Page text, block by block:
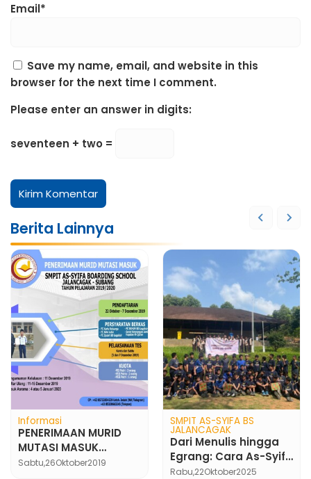
Email*
Save my name, email, and website in this
browser for the next time I comment.
Please enter an answer in digits:
seventeen + two =
Berita Lainnya
Informasi
PENERIMAAN MURID
MUTASI MASUK
SEMESTER GENAP TP
Sabtu,26Oktober2019
SMPIT AS-SYIFA BS
JALANCAGAK
Dari Menulis hingga
Egrang: Cara As-Syifa
Tanamkan
Rabu,22Oktober2025